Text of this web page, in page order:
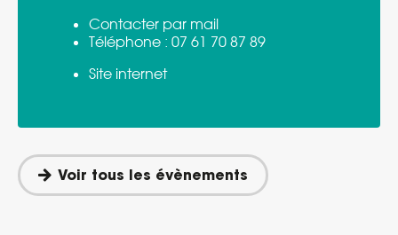
Contacter par mail
Téléphone : 07 61 70 87 89
Site internet
Voir tous les évènements